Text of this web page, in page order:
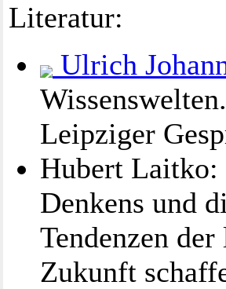
Literatur:
Ulrich
Leipziger
Hubert Laitko:
Denkens und
Tendenzen
Zukunft